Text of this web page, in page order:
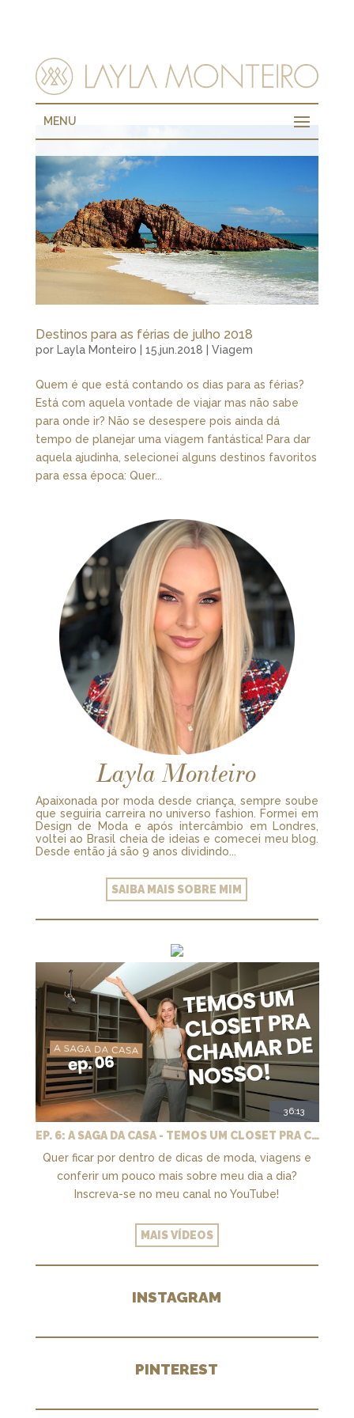
MENU
Destinos para as férias de julho 2018
por Layla Monteiro 15.jun.2018 Viagem
Quem é que está contando os dias para as férias?
Está com aquela vontade de viajar mas não sabe
para onde ir? Não se desespere pois ainda dá
tempo de planejar uma viagem fantástica! Para dar
aquela ajudinha, selecionei alguns destinos favoritos
para essa época: Quer...
Layla Monteiro
Apaixonada por moda desde criança, sempre soube
que seguiria carreira no universo fashion. Formei em
Design de Moda e após intercâmbio em Londres,
voltei ao Brasil cheia de ideias e comecei meu blog.
Desde então já são 9 anos dividindo...
SAIBA MAIS SOBRE MIM
36:13
EP. 6: A SAGA DA CASA - TEMOS UM CLOSET PRA CHAMAR DE NOSSO + MARCENARIA E PAISAGISMO
Quer ficar por dentro de dicas de moda, viagens e
conferir um pouco mais sobre meu dia a dia?
Inscreva-se no meu canal no YouTube!
MAIS VÍDEOS
INSTAGRAM
PINTEREST